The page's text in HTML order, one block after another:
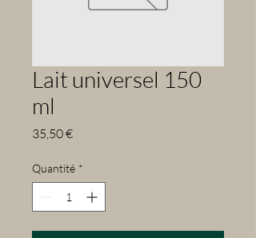
Lait universel 150
ml
35,50 €Prix
Quantité *